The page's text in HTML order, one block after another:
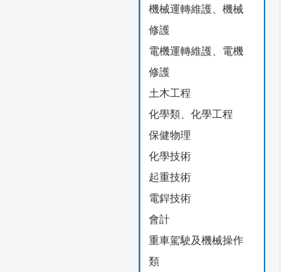
機械運轉維護、機械
修護
電機運轉維護、電機
修護
土木工程
化學類、化學工程
保健物理
化學技術
起重技術
電銲技術
會計
重車駕駛及機械操作
類